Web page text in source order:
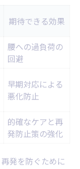
期待できる効果
腰への過負荷の
回避
早期対応による
悪化防止
的確なケアと再
発防止策の強化
発を防ぐために